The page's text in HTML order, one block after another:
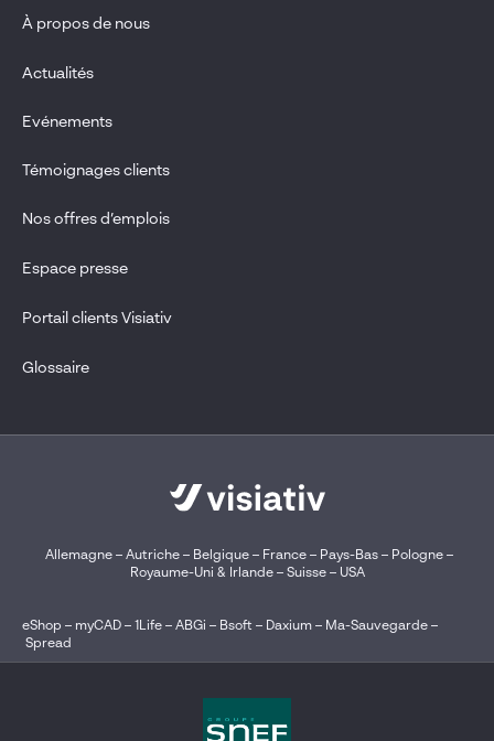
À propos de nous
Actualités
Evénements
Témoignages clients
Nos offres d’emplois
Espace presse
Portail clients Visiativ
Glossaire
Allemagne– Autriche– Belgique – France– Pays-Bas– Pologne–
Royaume-Uni & Irlande– Suisse– USA
eShop – myCAD – 1Life – ABGi – Bsoft – Daxium – Ma-Sauvegarde –
Spread